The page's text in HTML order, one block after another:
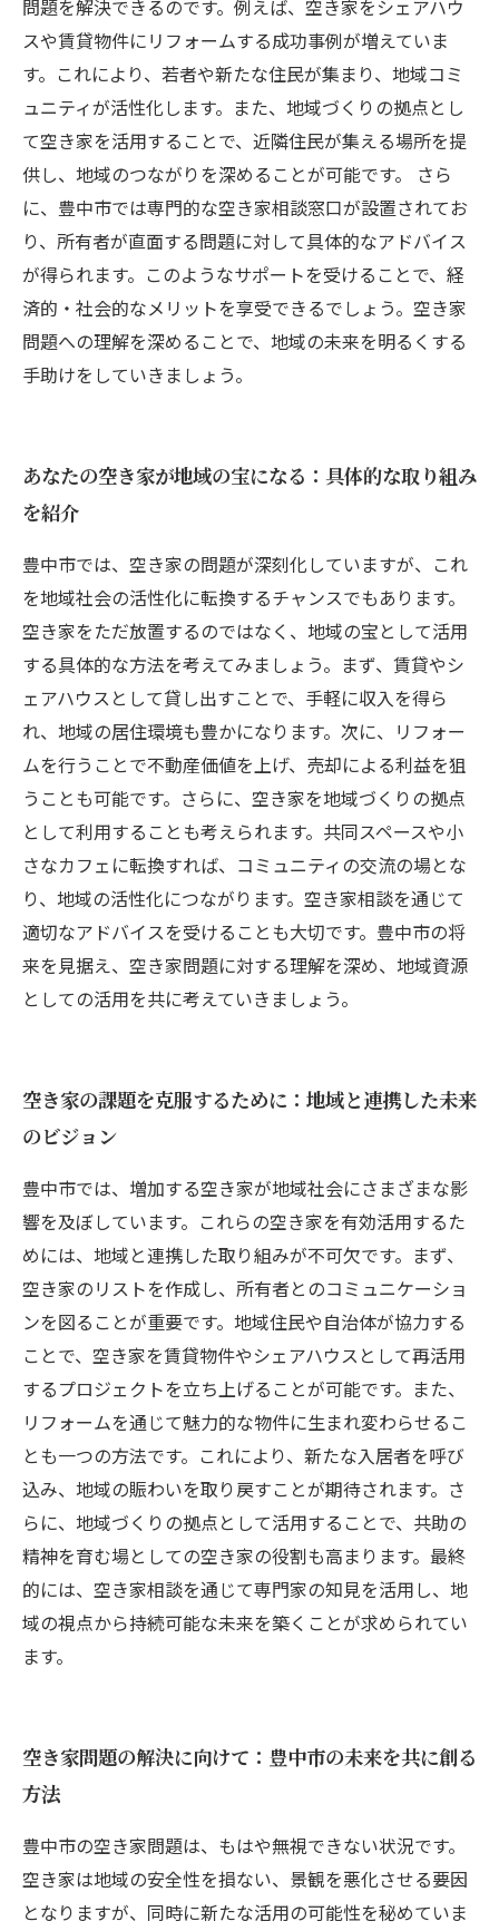
問題を解決できるのです。例えば、空き家をシェアハウ
スや賃貸物件にリフォームする成功事例が増えていま
す。これにより、若者や新たな住民が集まり、地域コミ
ュニティが活性化します。また、地域づくりの拠点とし
て空き家を活用することで、近隣住民が集える場所を提
供し、地域のつながりを深めることが可能です。 さら
に、豊中市では専門的な空き家相談窓口が設置されてお
り、所有者が直面する問題に対して具体的なアドバイス
が得られます。このようなサポートを受けることで、経
済的・社会的なメリットを享受できるでしょう。空き家
問題への理解を深めることで、地域の未来を明るくする
手助けをしていきましょう。
あなたの空き家が地域の宝になる：具体的な取り組み
を紹介
豊中市では、空き家の問題が深刻化していますが、これ
を地域社会の活性化に転換するチャンスでもあります。
空き家をただ放置するのではなく、地域の宝として活用
する具体的な方法を考えてみましょう。まず、賃貸やシ
ェアハウスとして貸し出すことで、手軽に収入を得ら
れ、地域の居住環境も豊かになります。次に、リフォー
ムを行うことで不動産価値を上げ、売却による利益を狙
うことも可能です。さらに、空き家を地域づくりの拠点
として利用することも考えられます。共同スペースや小
さなカフェに転換すれば、コミュニティの交流の場とな
り、地域の活性化につながります。空き家相談を通じて
適切なアドバイスを受けることも大切です。豊中市の将
来を見据え、空き家問題に対する理解を深め、地域資源
としての活用を共に考えていきましょう。
空き家の課題を克服するために：地域と連携した未来
のビジョン
豊中市では、増加する空き家が地域社会にさまざまな影
響を及ぼしています。これらの空き家を有効活用するた
めには、地域と連携した取り組みが不可欠です。まず、
空き家のリストを作成し、所有者とのコミュニケーショ
ンを図ることが重要です。地域住民や自治体が協力する
ことで、空き家を賃貸物件やシェアハウスとして再活用
するプロジェクトを立ち上げることが可能です。また、
リフォームを通じて魅力的な物件に生まれ変わらせるこ
とも一つの方法です。これにより、新たな入居者を呼び
込み、地域の賑わいを取り戻すことが期待されます。さ
らに、地域づくりの拠点として活用することで、共助の
精神を育む場としての空き家の役割も高まります。最終
的には、空き家相談を通じて専門家の知見を活用し、地
域の視点から持続可能な未来を築くことが求められてい
ます。
空き家問題の解決に向けて：豊中市の未来を共に創る
方法
豊中市の空き家問題は、もはや無視できない状況です。
空き家は地域の安全性を損ない、景観を悪化させる要因
となりますが、同時に新たな活用の可能性を秘めていま